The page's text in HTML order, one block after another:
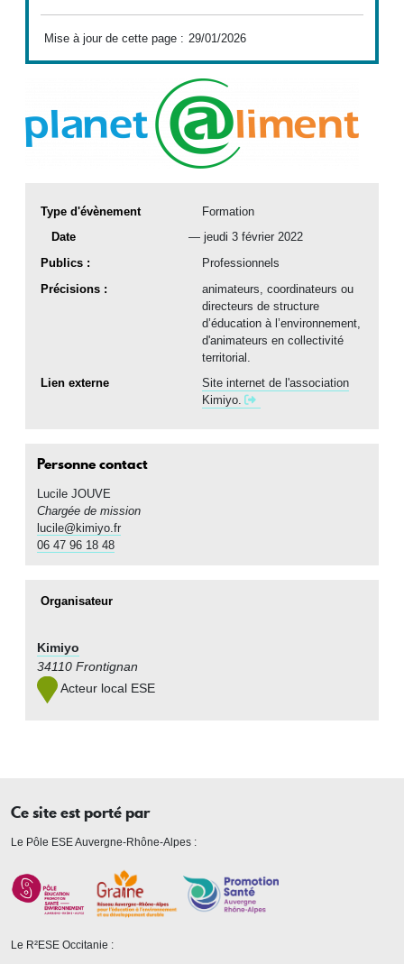
Mise à jour de cette page : 29/01/2026
Type d'évènement
Formation
Date
date(s)
jeudi 3 février 2022
Publics :
Professionnels
Précisions :
animateurs, coordinateurs ou
directeurs de structure
d’éducation à l’environnement,
d'animateurs en collectivité
territorial.
Lien externe
Site internet de l'association
Kimiyo.
Personne contact
Lucile JOUVE
Chargée de mission
lucile@kimiyo.fr
06 47 96 18 48
Organisateur
Kimiyo
34110 Frontignan
Acteur local ESE
Ce site est porté par
Le Pôle ESE Auvergne-Rhône-Alpes :
Le R²ESE Occitanie :